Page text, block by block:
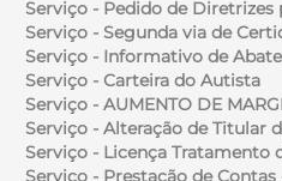
Serviço - Pedido de Diretrizes
Serviço - Segunda via de
Serviço - Informativo de Abate
Serviço - Carteira do Autista
Serviço - AUMENTO DE
Serviço - Alteração de Titular
Serviço - Licença Tratamento
Serviço - Prestação de Contas